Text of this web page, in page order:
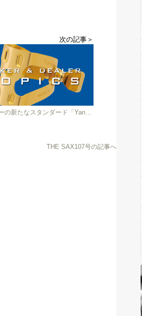
次の記事＞
ヤナギサワがおくる、リガチャーの新たなスタンダード「Yany Ligature」が新発売!
THE SAX107号の記事へ